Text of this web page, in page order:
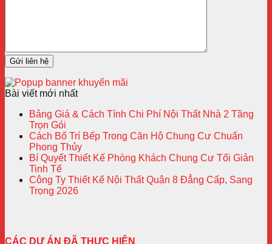
Bài viết mới nhất
Bảng Giá & Cách Tính Chi Phí Nội Thất Nhà 2 Tầng
Trọn Gói
Cách Bố Trí Bếp Trong Căn Hộ Chung Cư Chuẩn
Phong Thủy
Bí Quyết Thiết Kế Phòng Khách Chung Cư Tối Giản
Tinh Tế
Công Ty Thiết Kế Nội Thất Quận 8 Đẳng Cấp, Sang
Trọng 2026
CÁC DỰ ÁN ĐÃ THỰC HIỆN